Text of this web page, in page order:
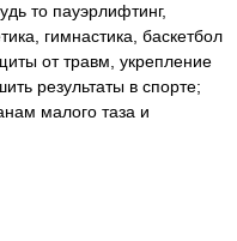
то пауэрлифтинг,
гимнастика, баскетбол
от травм, укрепление
результаты в спорте;
малого таза и